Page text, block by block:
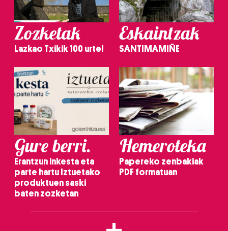
Zozketak
Lazkao Txikik 100 urte!
Eskaintzak
SANTIMAMIÑE
Gure berri.
Erantzun inkesta eta
parte hartu Iztuetako
produktuen saski
baten zozketan
Hemeroteka
Papereko zenbakiak
PDF formatuan